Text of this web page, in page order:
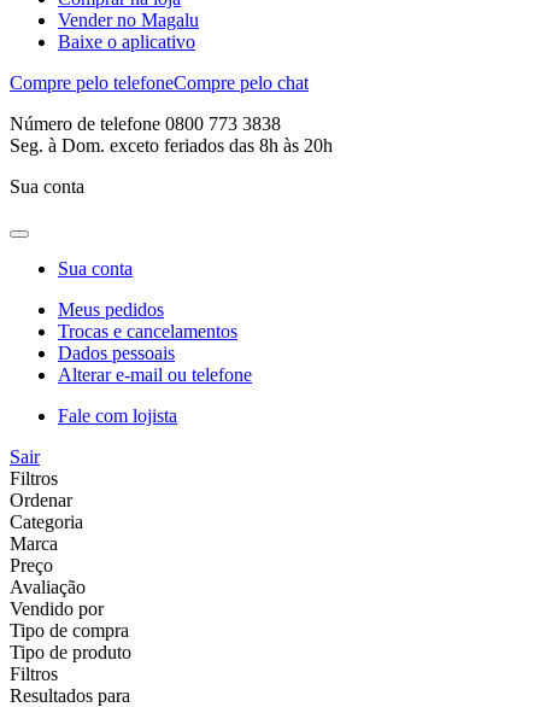
Vender no Magalu
Baixe o aplicativo
Compre pelo telefoneCompre pelo chat
Número de telefone 0800 773 3838
Seg. à Dom. exceto feriados das 8h às 20h
Sua conta
Sua conta
Meus pedidos
Trocas e cancelamentos
Dados pessoais
Alterar e-mail ou telefone
Fale com lojista
Sair
Filtros
Ordenar
Categoria
Marca
Preço
Avaliação
Vendido por
Tipo de compra
Tipo de produto
Filtros
Resultados para